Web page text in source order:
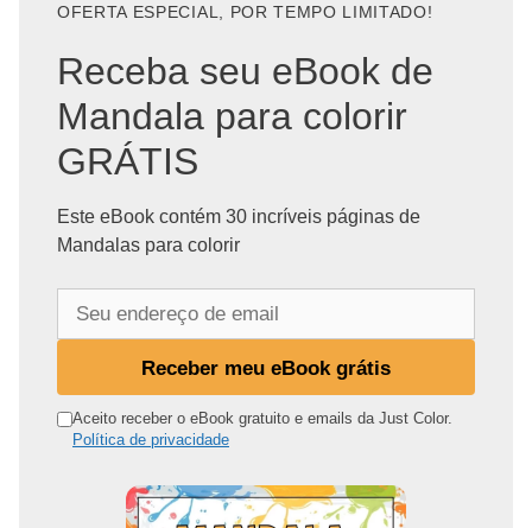
OFERTA ESPECIAL, POR TEMPO LIMITADO!
Receba seu eBook de
Mandala para colorir
GRÁTIS
Este eBook contém 30 incríveis páginas de
Mandalas para colorir
n
Receber meu eBook grátis
Aceito receber o eBook gratuito e emails da Just Color.
Política de privacidade